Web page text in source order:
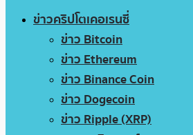
ข่าวคริปโตเคอเรนซี่
ข่าว Bitcoin
ข่าว Ethereum
ข่าว Binance Coin
ข่าว Dogecoin
ข่าว Ripple (XRP)